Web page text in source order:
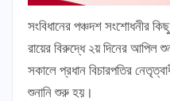
সংবিধানের পঞ্চদশ সংশোধনীর
রায়ের বিরুদ্ধে ২য় দিনের আপিল
সকালে প্রধান বিচারপতির
শুনানি শুরু হয়।